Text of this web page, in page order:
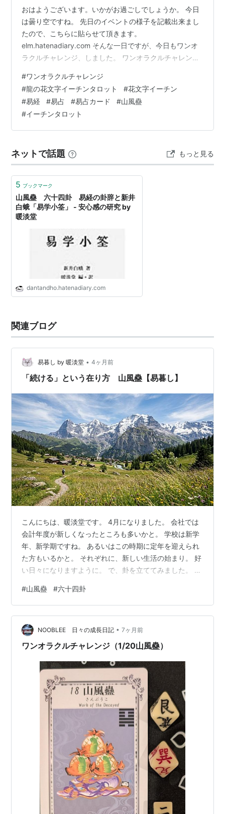
おはようございます。いかがお過ごしでしょうか。 今日
は曇り空ですね。 先日のイベントの様子を記載出来まし
たので、こちらに貼らせて頂きます。
elm.hatenadiary.com そんな一日ですが、今日もワンオ
ラクルチャレンジ、しました。 ワンオラクルチャレンジ
で、 毎日の運勢を占っているので「ワンオラクルチャレ
ンジ」と名付けました！ イーチンタロットカード（易占
カード）「龍の花文字I-ChingTarot」で毎朝占ってます。
下の写真が本日実際に占ったカードです。 本日は山風蠱
（さんぷうこ）四爻でした。 イメージワード：問題を一
#ワンオラクルチャレンジ
#龍の花文字イーチンタロット #花文字イーチン
#易経 #易占 #易占カード #山風蠱
#イーチンタロット
ネットで話題 もっと見る
5 ブックマーク
山風蠱 六十四卦 易経の卦辞と新井
白蛾「易学小筌」 - 安心感の研究 by
暖淡堂
dantandho.hatenadiary.com
関連ブログ
易暮し by 暖淡堂 • 4ヶ月前
「続ける」という在り方 山風蠱【易暮し】
こんにちは、暖淡堂です。 4月になりました。 会社では
会計年度が新しくなったところも多いかと。 学校は新学
年、新学期ですね。 あるいはこの時期に定年を迎えられ
た方もいるかと。 それぞれに、新しい生活の始まり。 好
い日々になりますように。 で、卦を立ててみました。 山
風蠱 蠱。元亨。利渉大川。先甲三日。後甲三日。 蠱は、
元いに亨る。大川を渉るに利あり。甲に先だつこと三
日。甲に後れること三日。 ekilife.hatenadiary.com 上卦
が艮で山、止まる形。 下卦が巽で風、柔らかく吹き渡る
様子。 大きな山の麓を…
#山風蠱 #六十四卦
NOOBLEE 日々の成長日記 • 7ヶ月前
ワンオラクルチャレンジ（1/20山風蠱）